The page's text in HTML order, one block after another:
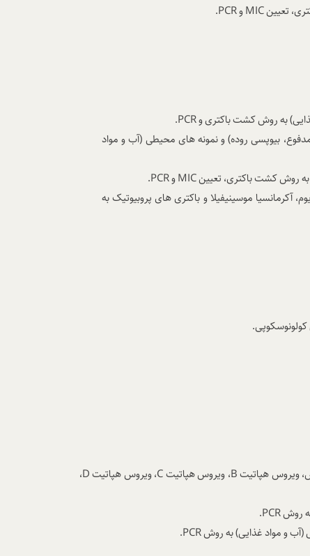
تعیینMICوPCR
.
به روش کشت باکتری وPCR
.
بیوپسی روده) و نمونه های محیطی (آب و مواد
به روش کشت باکتری، تعیینMICوPCR
.
آکرمانسیا موسینیفیلا و باکتری های پروبیوتیک به
ویروس هپاتیتB، ویروس هپاتیتC، ویروس هپاتیتD،
روشPCR
.
(آب و مواد غذایی) به روشPCR
.